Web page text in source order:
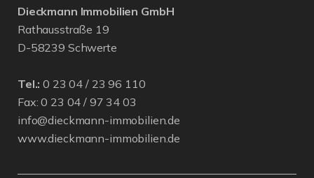
Dieckmann Immobilien GmbH
Rathausstraße 19
D-58239 Schwerte
Tel.: 0 23 04 / 23 96 110
Fax: 0 23 04 / 97 34 03
info@dieckmann-immobilien.de
www.dieckmann-immobilien.de